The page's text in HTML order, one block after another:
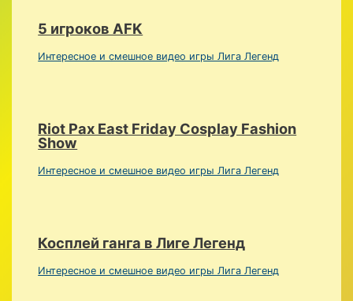
5 игроков AFK
Интересное и смешное видео игры Лига Легенд
Riot Pax East Friday Cosplay Fashion
Show
Интересное и смешное видео игры Лига Легенд
Косплей ганга в Лиге Легенд
Интересное и смешное видео игры Лига Легенд